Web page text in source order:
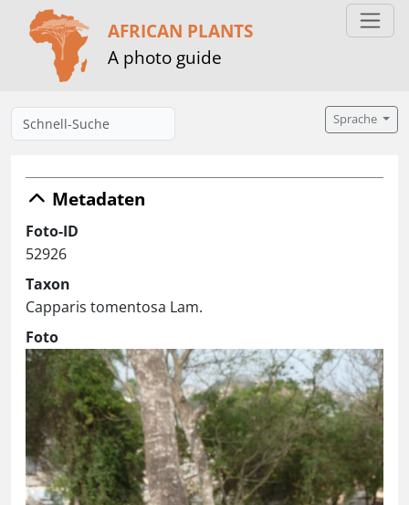
AFRICAN PLANTS
A photo guide
Sprache
Metadaten
Foto-ID
52926
Taxon
Capparis tomentosa Lam.
Foto